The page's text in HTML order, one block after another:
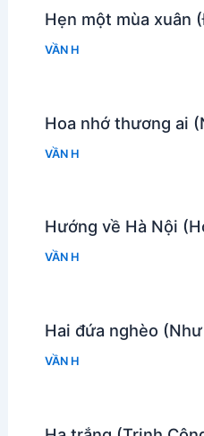
Hẹn một mùa xuân
VẦN H
Hoa nhớ thương ai
VẦN H
Hướng về Hà Nội
VẦN H
Hai đứa nghèo
VẦN H